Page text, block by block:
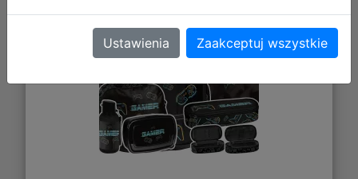
Ustawienia Zaakceptuj wszystkie